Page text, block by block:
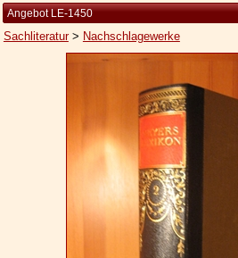
Kleine Kulturgeschichte
Die Meyer Auflagen
Angebot LE-1450
Sachliteratur> Nachschlagewerke